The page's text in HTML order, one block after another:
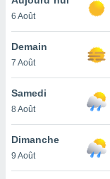
et
»,
au
vous
qu'ils
ou
6 Août
Demain
7 Août
Samedi
8 Août
Dimanche
9 Août